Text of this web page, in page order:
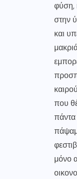
φύση,
στην
και
που
πάντα
μόνο